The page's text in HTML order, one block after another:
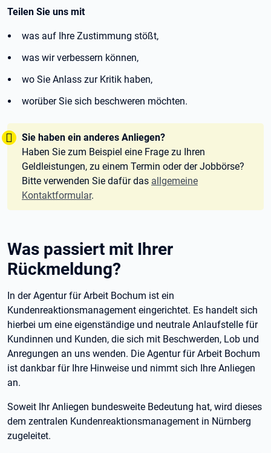
Teilen Sie uns mit
was auf Ihre Zustimmung stößt,
was wir verbessern können,
wo Sie Anlass zur Kritik haben,
worüber Sie sich beschweren möchten.
Tipp:
Sie haben ein anderes Anliegen?
Haben Sie zum Beispiel eine Frage zu Ihren
Geldleistungen, zu einem Termin oder der Jobbörse?
Bitte verwenden Sie dafür das allgemeine
Kontaktformular.
Was passiert mit Ihrer
Rückmeldung?
In der Agentur für Arbeit Bochum ist ein
Kundenreaktionsmanagement eingerichtet. Es handelt sich
hierbei um eine eigenständige und neutrale Anlaufstelle für
Kundinnen und Kunden, die sich mit Beschwerden, Lob und
Anregungen an uns wenden. Die Agentur für Arbeit Bochum
ist dankbar für Ihre Hinweise und nimmt sich Ihre Anliegen
an.
Soweit Ihr Anliegen bundesweite Bedeutung hat, wird dieses
dem zentralen Kundenreaktionsmanagement in Nürnberg
zugeleitet.